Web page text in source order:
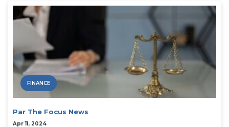
FINANCE
Par The Focus News
Apr 11, 2024